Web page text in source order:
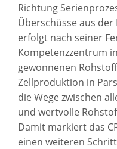
Richtung
Überschüsse aus
erfolgt nach seiner
Kompetenzzentrum
gewonnenen
Zellproduktion in
die Wege zwischen
und wertvolle
Damit markiert das
einen weiteren